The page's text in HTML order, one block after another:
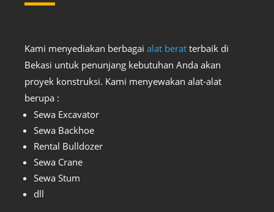
Kami menyediakan berbagai alat berat terbaik di
Bekasi untuk penunjang kebutuhan Anda akan
proyek konstruksi. Kami menyewakan alat-alat
berupa :
Sewa Excavator
Sewa Backhoe
Rental Bulldozer
Sewa Crane
Sewa Stum
dll